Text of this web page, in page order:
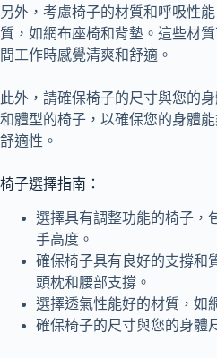
另外，考慮椅子的材質和呼吸性
質，如網布座椅和背墊。這些材
間工作時感覺清爽和舒適。
此外，請確保椅子的尺寸與您的
和體型的椅子，以確保您的身體
舒適性。
椅子選擇指南：
選擇具有調整功能的椅子，
手高度。
確保椅子具有良好的支撐和
頭枕和腰部支撐。
選擇透氣性能好的材質，如
確保椅子的尺寸與您的身體